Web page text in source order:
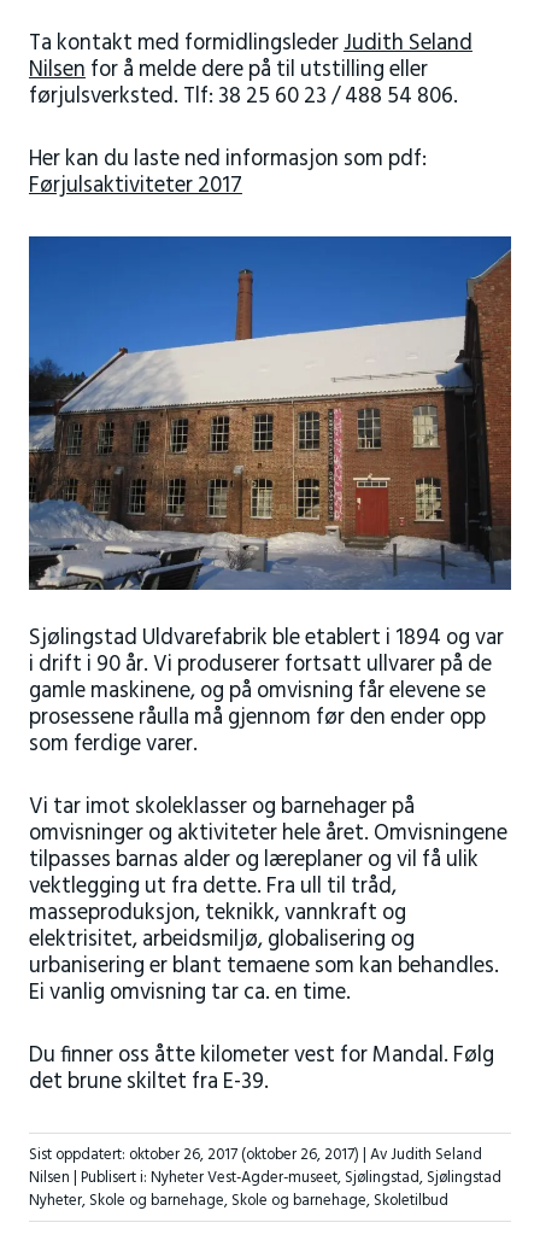
Ta kontakt med formidlingslederJudith Seland
Nilsenfor å melde dere på til utstilling eller
førjulsverksted. Tlf: 38 25 60 23 / 488 54 806.
Her kan du laste ned informasjon som pdf:
Førjulsaktiviteter 2017
Sjølingstad Uldvarefabrik ble etablert i 1894 og var
i drift i 90 år. Vi produserer fortsatt ullvarer på de
gamle maskinene, og på omvisning får elevene se
prosessene råulla må gjennom før den ender opp
som ferdige varer.
Vi tar imot skoleklasser og barnehager på
omvisninger og aktiviteter hele året. Omvisningene
tilpasses barnas alder og læreplaner og vil få ulik
vektlegging ut fra dette. Fra ull til tråd,
masseproduksjon, teknikk, vannkraft og
elektrisitet, arbeidsmiljø, globalisering og
urbanisering er blant temaene som kan behandles.
Ei vanlig omvisning tar ca. en time.
Du finner oss åtte kilometer vest for Mandal. Følg
det brune skiltet fra E-39.
Sist oppdatert: oktober 26, 2017(oktober 26, 2017)| Av Judith Seland
Nilsen |Publisert i:Nyheter Vest-Agder-museet,Sjølingstad,Sjølingstad
Nyheter,Skole og barnehage,Skole og barnehage,Skoletilbud